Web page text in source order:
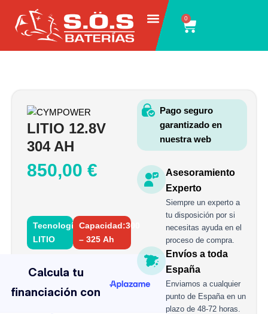
contenido
0
Carrito
LITIO 12.8V
304 AH
850,00 €
Tecnología:
LITIO
Capacidad:300
– 325 Ah
12.8V
304
AH
Asesoramiento
Experto
Siempre un experto a
tu disposición por si
necesitas ayuda en el
proceso de compra.
Envíos a toda
España
Enviamos a cualquier
punto de España en un
plazo de 48-72 horas.
Pago seguro
garantizado en
nuestra web